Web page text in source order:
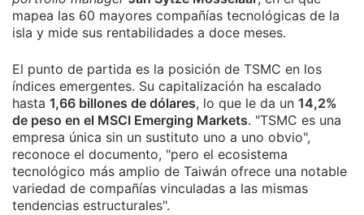
mapea las 60 mayores compañías tecnológicas de la
isla y mide sus rentabilidades a doce meses.
El punto de partida es la posición de TSMC en los
índices emergentes. Su capitalización ha escalado
hasta 1,66 billones de dólares, lo que le da un 14,2%
de peso en el MSCI Emerging Markets. "TSMC es una
empresa única sin un sustituto uno a uno obvio",
reconoce el documento, "pero el ecosistema
tecnológico más amplio de Taiwán ofrece una notable
variedad de compañías vinculadas a las mismas
tendencias estructurales".